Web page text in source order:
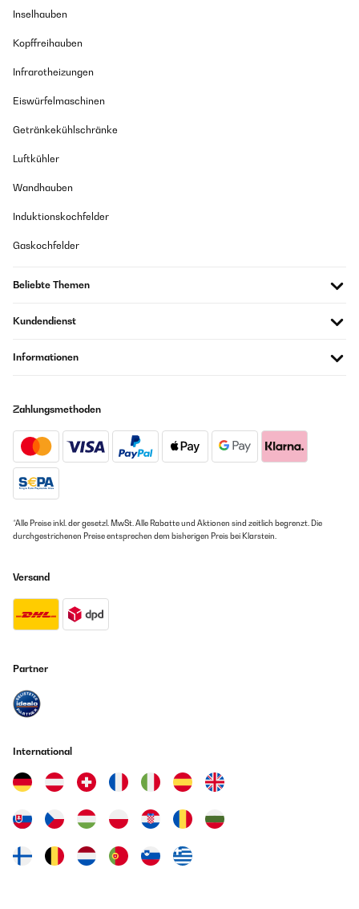
Inselhauben
Kopffreihauben
Infrarotheizungen
Eiswürfelmaschinen
Getränkekühlschränke
Luftkühler
Wandhauben
Induktionskochfelder
Gaskochfelder
Beliebte Themen
Kundendienst
Informationen
Zahlungsmethoden
*Alle Preise inkl. der gesetzl. MwSt. Alle Rabatte und Aktionen sind zeitlich begrenzt. Die
durchgestrichenen Preise entsprechen dem bisherigen Preis bei Klarstein.
Versand
Partner
International